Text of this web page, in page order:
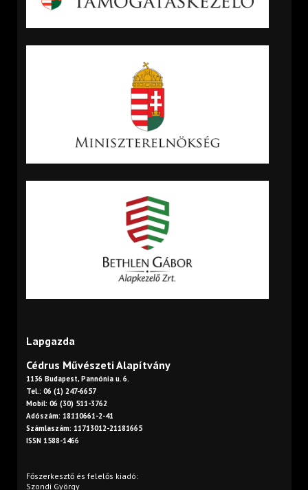
Lapgazda
Cédrus Művészeti Alapítvány
1136 Budapest, Pannónia u. 6.
Tel.: 06 (1) 247-6657
Mobil: 06 (30) 511-3762
Adószám: 18110661-2-41
Számlaszám: 11713012-21181665
ISSN 1588-1466
Főszerkesztő és felelős kiadó:
Szondi György